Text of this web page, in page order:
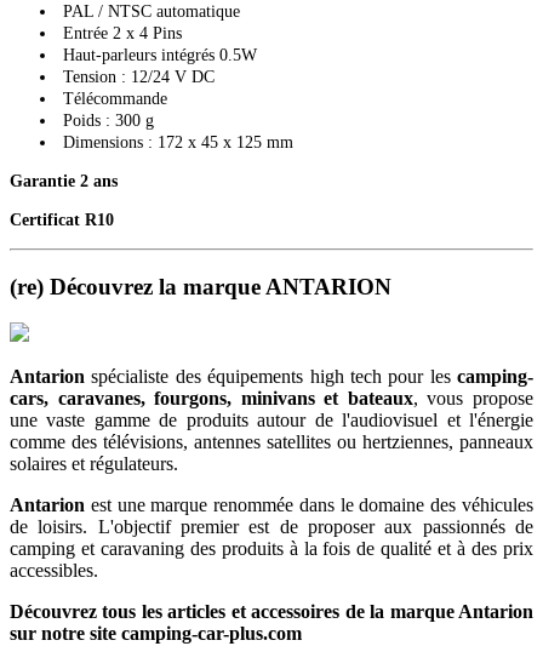
PAL / NTSC automatique
Entrée 2 x 4 Pins
Haut-parleurs intégrés 0.5W
Tension : 12/24 V DC
Télécommande
Poids : 300 g
Dimensions : 172 x 45 x 125 mm
Garantie 2 ans
Certificat R10
(re) Découvrez la marque ANTARION
Antarion spécialiste des équipements high tech pour les camping-
cars, caravanes, fourgons, minivans et bateaux, vous propose
une vaste gamme de produits autour de l'audiovisuel et l'énergie
comme des télévisions, antennes satellites ou hertziennes, panneaux
solaires et régulateurs.
Antarion est une marque renommée dans le domaine des véhicules
de loisirs. L'objectif premier est de proposer aux passionnés de
camping et caravaning des produits à la fois de qualité et à des prix
accessibles.
Découvrez tous les articles et accessoires de la marque Antarion
sur notre site camping-car-plus.com